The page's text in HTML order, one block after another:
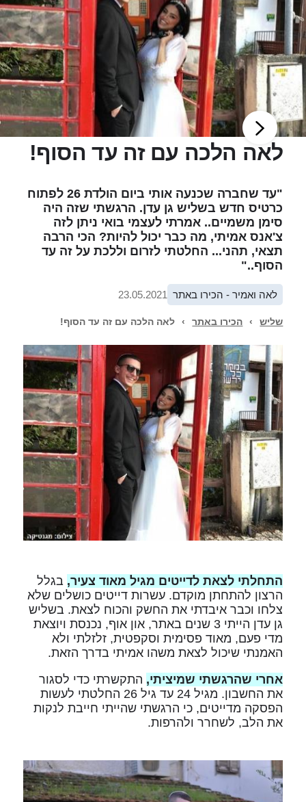
לאה הלכה עם זה עד הסוף!
"עד שחברה שכנעה אותי ביום הולדת 26 לפתוח
כרטיס חדש בשליש גן עדן. הרגשתי שזה היה
סימן משמיים.. אמרתי לעצמי בואי ניתן לזה
צ'אנס אמיתי, מה כבר יכול להיות? הכי הרבה
תצאי, תהני... החלטתי לזרום וללכת על זה עד
הסוף.."
לאה ואמיר - הכירו באתר 23.05.2021
שליש › הכירו באתר › לאה הלכה עם זה עד הסוף!
התחלתי לצאת לדייטים מגיל מאוד צעיר, בגלל
הרצון להתחתן מוקדם. עשרות דייטים כושלים שלא
צלחו וכבר איבדתי את החשק והכוח לצאת. בשליש
גן עדן הייתי 3 שנים באתר, און אוף, נכנסת ויוצאת
מדי פעם, מאוד פסימית וסקפטית, זלזלתי ולא
האמנתי שיכול לצאת משהו אמיתי בדרך הזאת.
אחרי שהרגשתי שמיציתי, התקשרתי כדי לסגור
את החשבון. מגיל 24 עד גיל 26 החלטתי לעשות
הפסקה מדייטים, כי הרגשתי שהייתי חייבת לנקות
את הלב, לשחרר ולהרפות.